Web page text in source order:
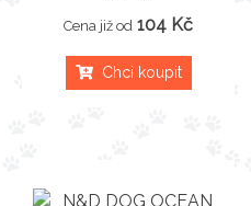
Cena již od 104 Kč
Chci koupit